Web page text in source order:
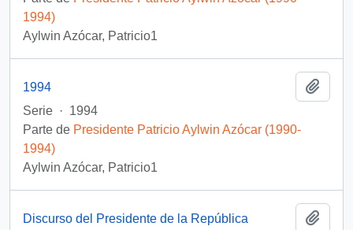
1994)
Aylwin Azócar, Patricio1
1994
Serie · 1994
Parte de Presidente Patricio Aylwin Azócar (1990-
1994)
Aylwin Azócar, Patricio1
Discurso del Presidente de la República